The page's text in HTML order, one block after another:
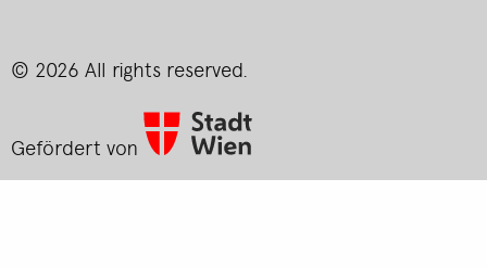
© 2026 All rights reserved.
Gefördert von